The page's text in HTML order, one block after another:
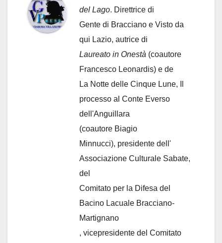
del Lago. Direttrice di
Gente di Bracciano e Visto da
qui Lazio, autrice di
Laureato in Onestà (coautore
Francesco Leonardis) e de
La Notte delle Cinque Lune, Il
processo al Conte Everso
dell'Anguillara
(coautore Biagio
Minnucci), presidente dell'
Associazione Culturale Sabate,
del
Comitato per la Difesa del
Bacino Lacuale Bracciano-
Martignano
, vicepresidente del Comitato